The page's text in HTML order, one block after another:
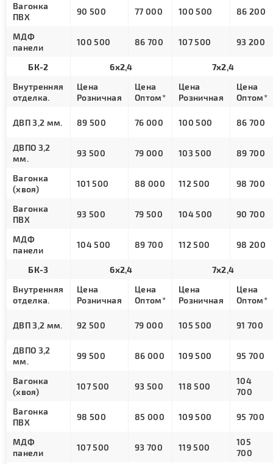
Вагонка
ПВХ
90 500 77 000 100 500 86 200
МДФ
панели
100 500 86 700 107 500 93 200
БК-2 6х2,4
7х2,4
Внутренняя
отделка.
Цена
Розничная
Цена
Оптом*
Цена
Розничная
Цена
Оптом*
ДВП 3,2 мм. 89 500 76 000 100 500 86 700
ДВПО 3,2
мм.
93 500 79 000 103 500 89 700
Вагонка
(хвоя)
101 500 88 000 112 500 98 700
Вагонка
ПВХ
93 500 79 500 104 500 90 700
МДФ
панели
104 500 89 700 112 500 98 200
БК-3 6х2,4
7х2,4
Внутренняя
отделка.
Цена
Розничная
Цена
Оптом*
Цена
Розничная
Цена
Оптом*
ДВП 3,2 мм. 92 500 79 000 105 500 91 700
ДВПО 3,2
мм.
99 500 86 000 109 500 95 700
Вагонка
(хвоя)
107 500 93 500 118 500
104
700
Вагонка
ПВХ
98 500 85 000 109 500 95 700
МДФ
панели
107 500 93 700 119 500
105
700